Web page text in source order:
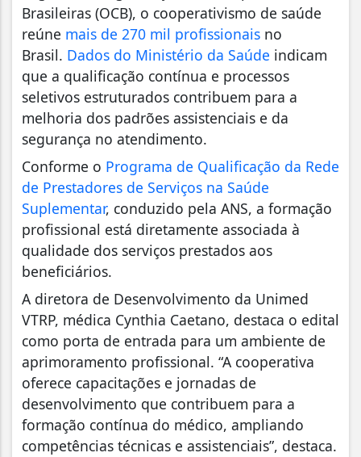
Brasileiras (OCB), o cooperativismo de saúde
reúne mais de 270 mil profissionais no
Brasil. Dados do Ministério da Saúde indicam
que a qualificação contínua e processos
seletivos estruturados contribuem para a
melhoria dos padrões assistenciais e da
segurança no atendimento.
Conforme o Programa de Qualificação da Rede
de Prestadores de Serviços na Saúde
Suplementar, conduzido pela ANS, a formação
profissional está diretamente associada à
qualidade dos serviços prestados aos
beneficiários.
A diretora de Desenvolvimento da Unimed
VTRP, médica Cynthia Caetano, destaca o edital
como porta de entrada para um ambiente de
aprimoramento profissional. “A cooperativa
oferece capacitações e jornadas de
desenvolvimento que contribuem para a
formação contínua do médico, ampliando
competências técnicas e assistenciais”, destaca.